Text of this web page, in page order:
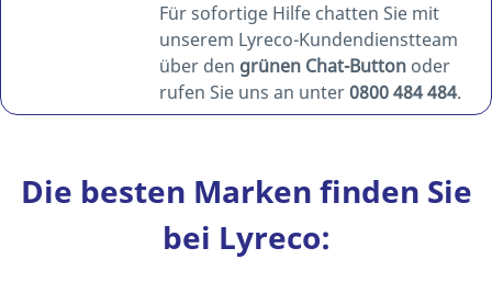
Für sofortige Hilfe chatten Sie mit
unserem Lyreco-Kundendienstteam
über den grünen Chat-Button oder
rufen Sie uns an unter0800 484 484.
Die besten Marken finden Sie
bei Lyreco: